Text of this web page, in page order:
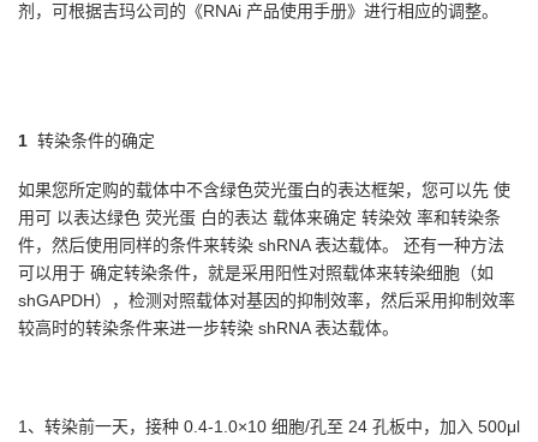
剂，可根据吉玛公司的《RNAi 产品使用手册》进行相应的调整。
1 转染条件的确定
如果您所定购的载体中不含绿色荧光蛋白的表达框架，您可以先 使
用可 以表达绿色 荧光蛋 白的表达 载体来确定 转染效 率和转染条
件，然后使用同样的条件来转染 shRNA 表达载体。 还有一种方法
可以用于 确定转染条件，就是采用阳性对照载体来转染细胞（如
shGAPDH），检测对照载体对基因的抑制效率，然后采用抑制效率
较高时的转染条件来进一步转染 shRNA 表达载体。
1、转染前一天，接种 0.4-1.0×10 细胞/孔至 24 孔板中，加入 500μl